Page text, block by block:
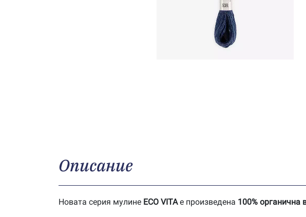
Описание
Новата серия мулине ECO VITAе произведена 100% органична